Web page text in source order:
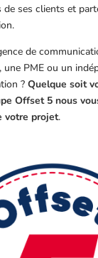
ses clients et
de
une PME ou un
? Quelque soit
Offset 5 nous
votre projet.